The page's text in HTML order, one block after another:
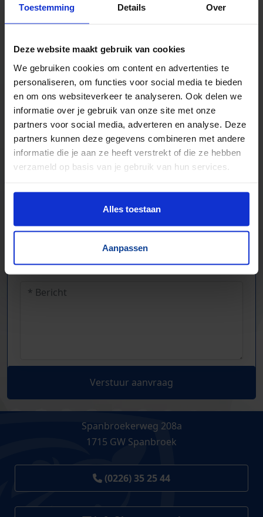
Toestemming Details Over
Deze website maakt gebruik van cookies
We gebruiken cookies om content en advertenties te
personaliseren, om functies voor social media te bieden
en om ons websiteverkeer te analyseren. Ook delen we
informatie over je gebruik van onze site met onze
partners voor social media, adverteren en analyse. Deze
partners kunnen deze gegevens combineren met andere
informatie die je aan ze heeft verstrekt of die ze hebben
verzameld op basis van je gebruik van hun services.
Alles toestaan
Aanpassen
TrustScore5.0|213
Zwaartekracht en aangedreven
Bochten, harmonicabanen, wissels
Nieuw & gebruikt
Voor talloze toepassingen
Pakjes, doosjes, kratjes, pallets…
Verstuur aanvraag
Spanbroekerweg 208a
1715 GW Spanbroek
(0226) 35 25 44